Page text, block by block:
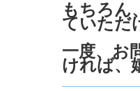
もちろん
ていただ
一度、お
ければ、